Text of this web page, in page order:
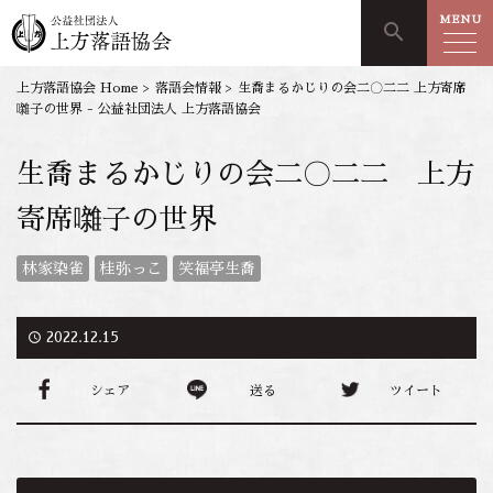
search MENU
上方落語協会 Home > 落語会情報 > 生喬まるかじりの会二〇二二 上方寄席
囃子の世界 - 公益社団法人 上方落語協会
生喬まるかじりの会二〇二二 上方
寄席囃子の世界
林家染雀 桂弥っこ 笑福亭生喬
access_time 2022.12.15
シェア 送る ツイート